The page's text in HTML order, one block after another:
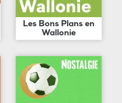
Les Bons Plans en
Wallonie